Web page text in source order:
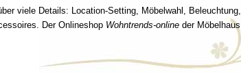
viele Details: Location-Setting, Möbelwahl, Beleuchtung,
Der Onlineshop Wohntrends-online der Möbelhaus